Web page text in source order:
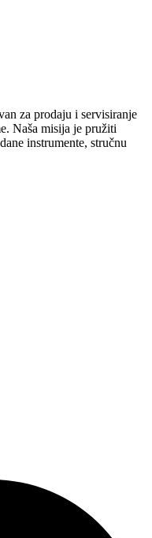
za prodaju i servisiranje
Naša misija je pružiti
instrumente, stručnu